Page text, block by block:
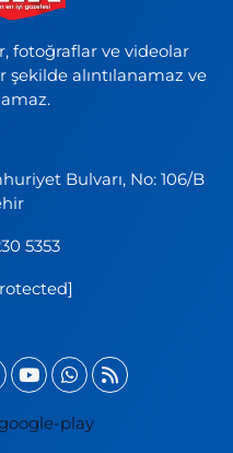
fotoğraflar ve videolar
alıntılanamaz ve
Bulvarı, No: 106/B
5353